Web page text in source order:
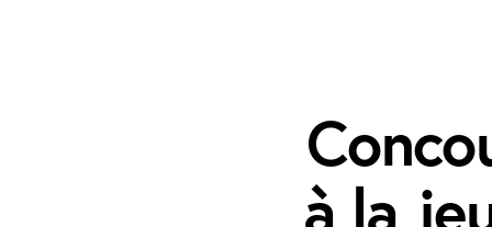
à la